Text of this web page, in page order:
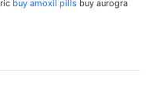
buy amoxil pills buy aurogra